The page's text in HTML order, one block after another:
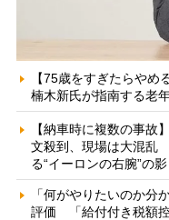
【75歳をすぎたらやめ
楠木新氏が指南する老
【納車時に複数の事故
文殺到、現場は大混乱
る“イーロンの右腕”の影
「何がやりたいのか分
評価 「給付付き税額